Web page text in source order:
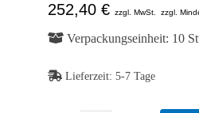
252,40 € zzgl. MwSt. zzgl.
Verpackungseinheit: 10
Lieferzeit: 5-7 Tage